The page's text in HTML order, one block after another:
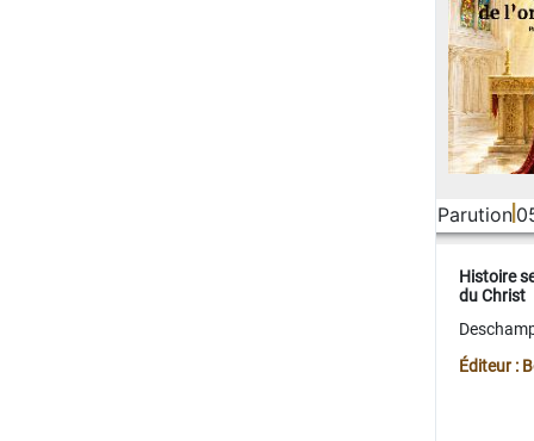
Parution
Histoire
du Christ
Éditeur :